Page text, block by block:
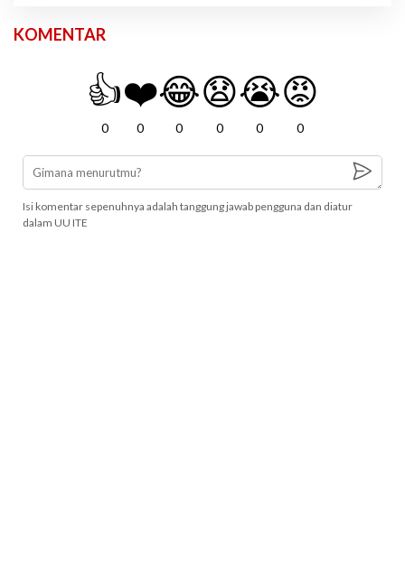
KOMENTAR
👍
0
❤️
0
😂
0
😧
0
😭
0
😡
0
Isi komentar sepenuhnya adalah tanggung jawab pengguna dan diatur
dalam UU ITE